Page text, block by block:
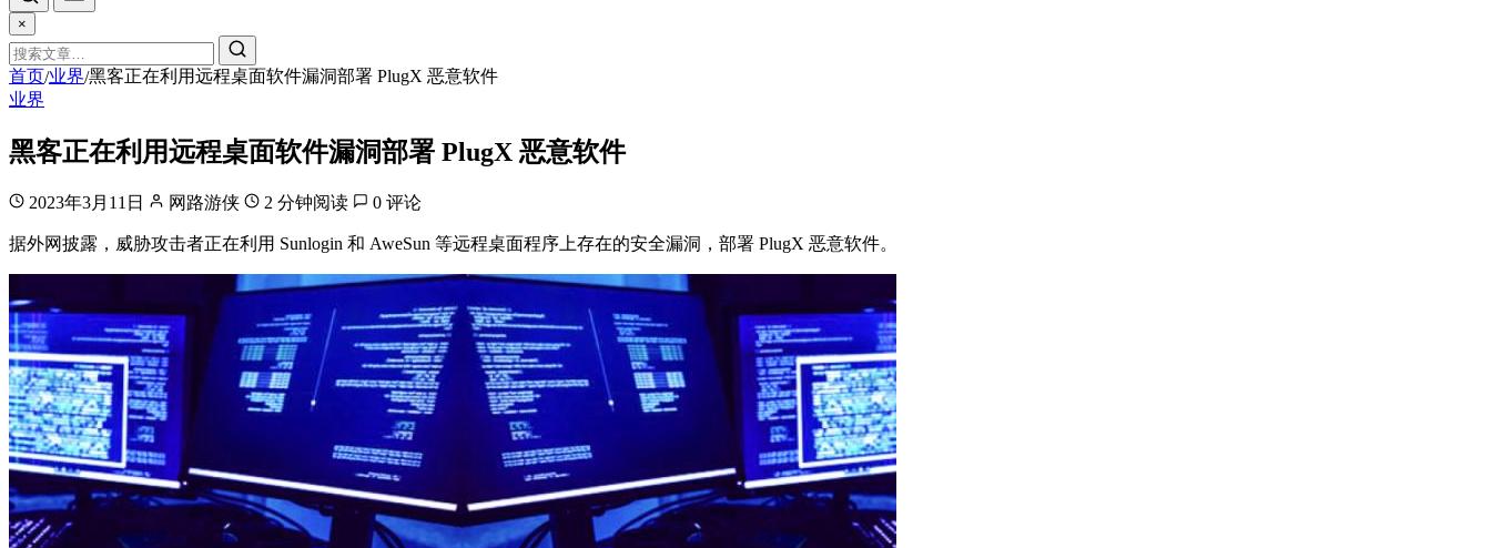
×
首页/业界/黑客正在利用远程桌面软件漏洞部署 PlugX 恶意软件
业界
黑客正在利用远程桌面软件漏洞部署 PlugX 恶意软件
2023年3月11日 网路游侠 2 分钟阅读 0 评论
据外网披露，威胁攻击者正在利用 Sunlogin 和 AweSun 等远程桌面程序上存在的安全漏洞，部署 PlugX 恶意软件。